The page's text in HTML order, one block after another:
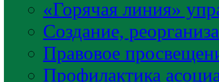
«Горячая линия»
Создание,
Правовое
Профилактика